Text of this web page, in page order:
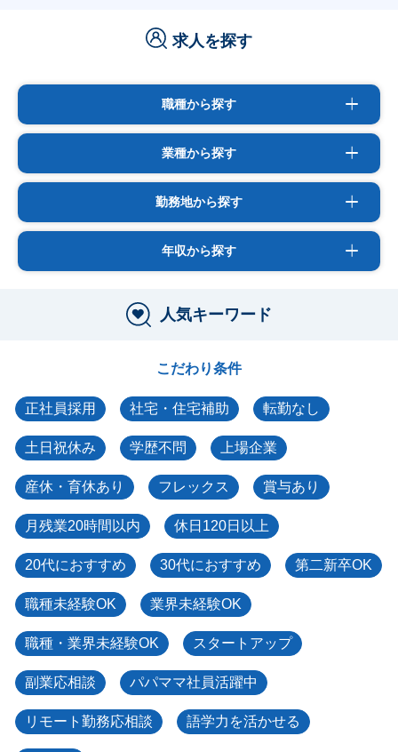
求人を探す
職種から探す
業種から探す
勤務地から探す
年収から探す
人気キーワード
こだわり条件
正社員採用 社宅・住宅補助 転勤なし
土日祝休み 学歴不問 上場企業
産休・育休あり フレックス 賞与あり
月残業20時間以内 休日120日以上
20代におすすめ 30代におすすめ 第二新卒OK
職種未経験OK 業界未経験OK
職種・業界未経験OK スタートアップ
副業応相談 パパママ社員活躍中
リモート勤務応相談 語学力を活かせる